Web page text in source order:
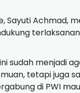
Sayuti Achmad,
sudah menjadi
tetapi juga
di PWI